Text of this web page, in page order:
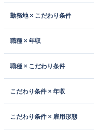
勤務地 × こだわり条件
職種 × 年収
職種 × こだわり条件
こだわり条件 × 年収
こだわり条件 × 雇用形態